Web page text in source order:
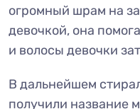
огромный шрам на
девочкой, она
и волосы девочки
В дальнейшем
получили название